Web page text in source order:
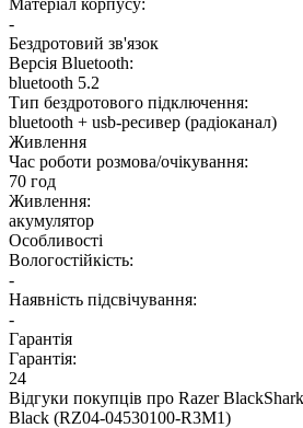
Матеріал корпусу:
-
Бездротовий зв'язок
Версія Bluetooth:
bluetooth 5.2
Тип бездротового підключення:
bluetooth + usb-ресивер (радіоканал)
Живлення
Час роботи розмова/очікування:
70 год
Живлення:
акумулятор
Особливості
Вологостійкість:
-
Наявність підсвічування:
-
Гарантія
Гарантія:
24
Відгуки покупців про Razer
Black (RZ04-04530100-R3M1)